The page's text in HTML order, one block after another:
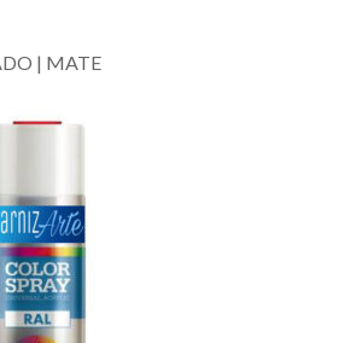
| MATE